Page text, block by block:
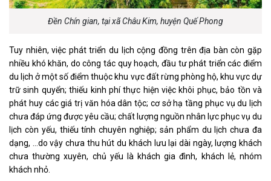
Đền Chín gian, tại xã Châu Kim, huyện Quế Phong
Tuy nhiên, việc phát triển du lịch cộng đồng trên địa bàn còn gặp
nhiều khó khăn, do công tác quy hoạch, đầu tư phát triển các điểm
du lịch ở một số điểm thuộc khu vực đất rừng phòng hộ, khu vực dự
trữ sinh quyển; thiếu kinh phí thực hiện việc khôi phục, bảo tồn và
phát huy các giá trị văn hóa dân tộc; cơ sở hạ tầng phục vụ du lịch
chưa đáp ứng được yêu cầu; chất lượng nguồn nhân lực phục vụ du
lịch còn yếu, thiếu tính chuyên nghiệp; sản phẩm du lịch chưa đa
dạng, …do vậy chưa thu hút du khách lưu lại dài ngày, lượng khách
chưa thường xuyên, chủ yếu là khách gia đình, khách lẻ, nhóm
khách nhỏ.